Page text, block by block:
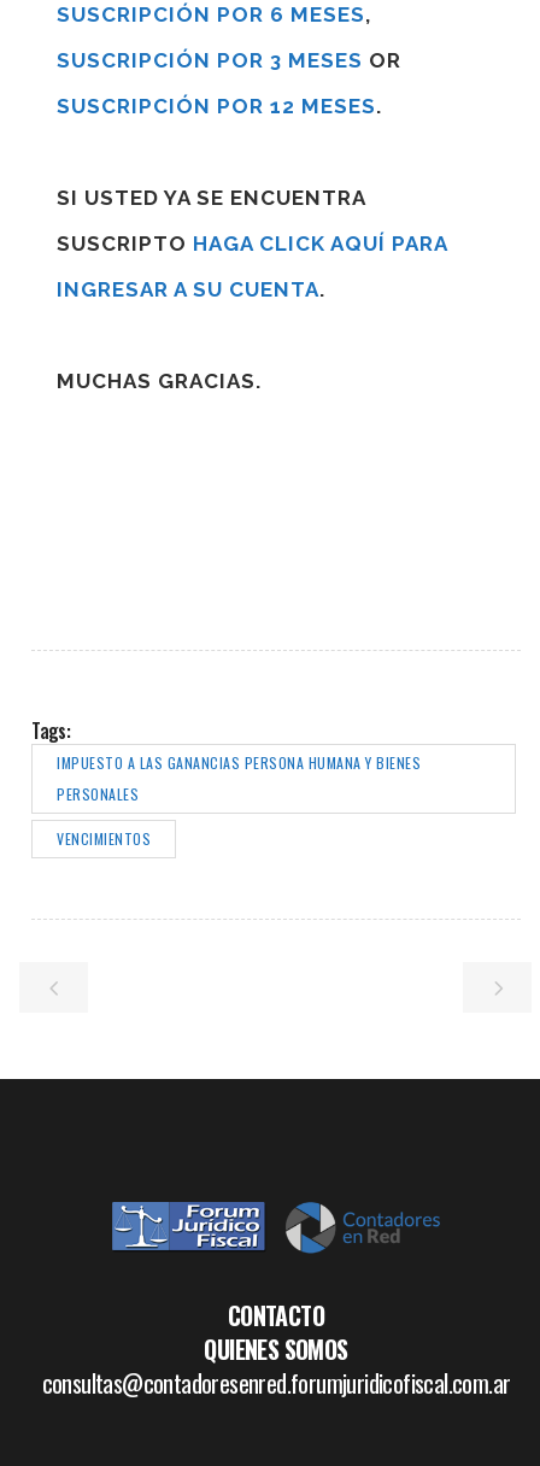
SUSCRIPCIÓN POR 6 MESES,
SUSCRIPCIÓN POR 3 MESES OR
SUSCRIPCIÓN POR 12 MESES.
SI USTED YA SE ENCUENTRA
SUSCRIPTO HAGA CLICK AQUÍ PARA
INGRESAR A SU CUENTA.
MUCHAS GRACIAS.
Tags:
IMPUESTO A LAS GANANCIAS PERSONA HUMANA Y BIENES
PERSONALES
VENCIMIENTOS
CONTACTO
QUIENES SOMOS
consultas@contadoresenred.forumjuridicofiscal.com.ar